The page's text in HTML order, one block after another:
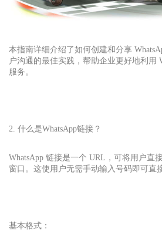
本指南详细介绍了如何创建和分享
户沟通的最佳实践，帮助企业更好地利用
服务。
2. 什么是WhatsApp链接？
WhatsApp 链接是一个 URL，可将用户直
窗口。这使用户无需手动输入号码即可直
基本格式：